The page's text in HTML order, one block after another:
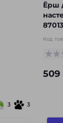
3 3
Ёрш
87013
Код
509